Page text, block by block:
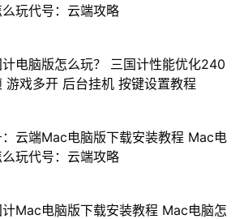
么玩代号：云端攻略
计电脑版怎么玩？ 三国计性能优化240
游戏多开 后台挂机 按键设置教程
云端Mac电脑版下载安装教程 Mac电
么玩代号：云端攻略
计Mac电脑版下载安装教程 Mac电脑怎